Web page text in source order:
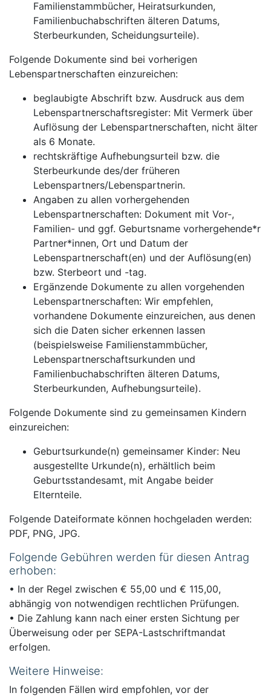
Familienstammbücher, Heiratsurkunden,
Familienbuchabschriften älteren Datums,
Sterbeurkunden, Scheidungsurteile).
Folgende Dokumente sind bei vorherigen
Lebenspartnerschaften einzureichen:
beglaubigte Abschrift bzw. Ausdruck aus dem
Lebenspartnerschaftsregister: Mit Vermerk über
Auflösung der Lebenspartnerschaften, nicht älter
als 6 Monate.
rechtskräftige Aufhebungsurteil bzw. die
Sterbeurkunde des/der früheren
Lebenspartners/Lebenspartnerin.
Angaben zu allen vorhergehenden
Lebenspartnerschaften: Dokument mit Vor-,
Familien- und ggf. Geburtsname vorhergehende*r
Partner*innen, Ort und Datum der
Lebenspartnerschaft(en) und der Auflösung(en)
bzw. Sterbeort und -tag.
Ergänzende Dokumente zu allen vorgehenden
Lebenspartnerschaften: Wir empfehlen,
vorhandene Dokumente einzureichen, aus denen
sich die Daten sicher erkennen lassen
(beispielsweise Familienstammbücher,
Lebenspartnerschaftsurkunden und
Familienbuchabschriften älteren Datums,
Sterbeurkunden, Aufhebungsurteile).
Folgende Dokumente sind zu gemeinsamen Kindern
einzureichen:
Geburtsurkunde(n) gemeinsamer Kinder: Neu
ausgestellte Urkunde(n), erhältlich beim
Geburtsstandesamt, mit Angabe beider
Elternteile.
Folgende Dateiformate können hochgeladen werden:
PDF, PNG, JPG.
Folgende Gebühren werden für diesen Antrag
erhoben:
• In der Regel zwischen € 55,00 und € 115,00,
abhängig von notwendigen rechtlichen Prüfungen.
• Die Zahlung kann nach einer ersten Sichtung per
Überweisung oder per SEPA-Lastschriftmandat
erfolgen.
Weitere Hinweise:
In folgenden Fällen wird empfohlen, vor der